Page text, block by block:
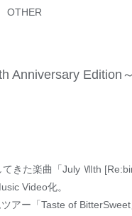
OTHER
Anniversary Edition～
てきた楽曲「July Ⅶth
Video化。
アー「Taste of